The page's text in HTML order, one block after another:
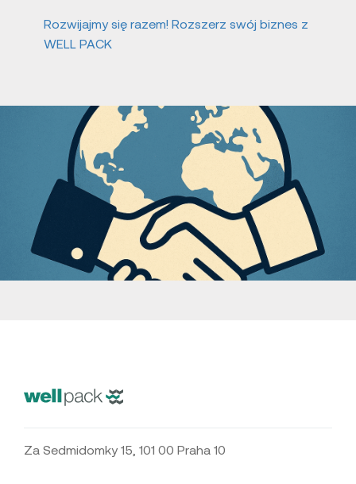
Rozwijajmy się razem! Rozszerz swój biznes z
WELL PACK
Za Sedmidomky 15, 101 00 Praha 10